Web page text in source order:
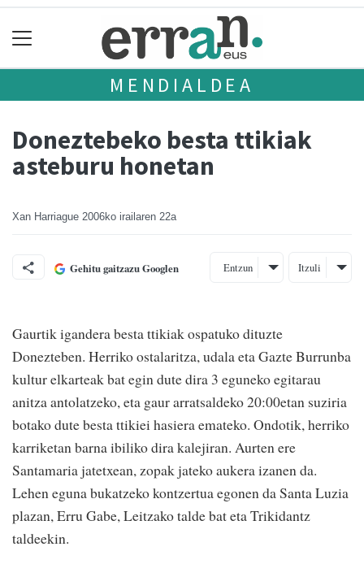
MENDIALDEA
Doneztebeko besta ttikiak
asteburu honetan
Xan Harriague 2006ko irailaren 22a
Gehitu gaitzazu Googlen Entzun Itzuli
Gaurtik igandera besta ttikiak ospatuko dituzte
Donezteben. Herriko ostalaritza, udala eta Gazte Burrunba
kultur elkarteak bat egin dute dira 3 eguneko egitarau
anitza antolatzeko, eta gaur arratsaldeko 20:00etan suziria
botako dute besta ttikiei hasiera emateko. Ondotik, herriko
karriketan barna ibiliko dira kalejiran. Aurten ere
Santamaria jatetxean, zopak jateko aukera izanen da.
Lehen eguna bukatzeko kontzertua egonen da Santa Luzia
plazan, Erru Gabe, Leitzako talde bat eta Trikidantz
taldeekin.